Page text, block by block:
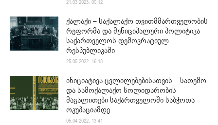
21.03.2023. 00:12
ქალაქი – საქალაქო თვითმმართველობის
რეფორმა და მუნიციპალური პოლიტიკა
საქართველოს დემოკრატიულ
რესპუბლიკაში
25.05.2022. 16:18
ინიციატივა ცვლილებებისათვის – სათემო
და სამოქალაქო სოლიდარობის
მაგალითები საქართველოში საბჭოთა
ოკუპაციამდე
05.04.2022. 13:41